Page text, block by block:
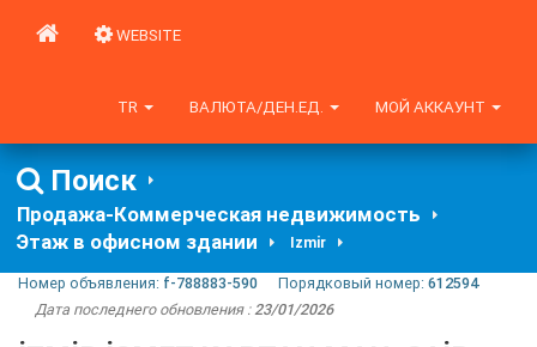
WEBSITE
МОЙ АККАУНТ
ВАЛЮТА/ДЕН.ЕД.
TR
Поиск
Продажа-Коммерческая недвижимость
Этаж в офисном здании
Izmir
Номер объявления: f-788883-590 Порядковый номер: 612594
Дата последнего обновления :23/01/2026